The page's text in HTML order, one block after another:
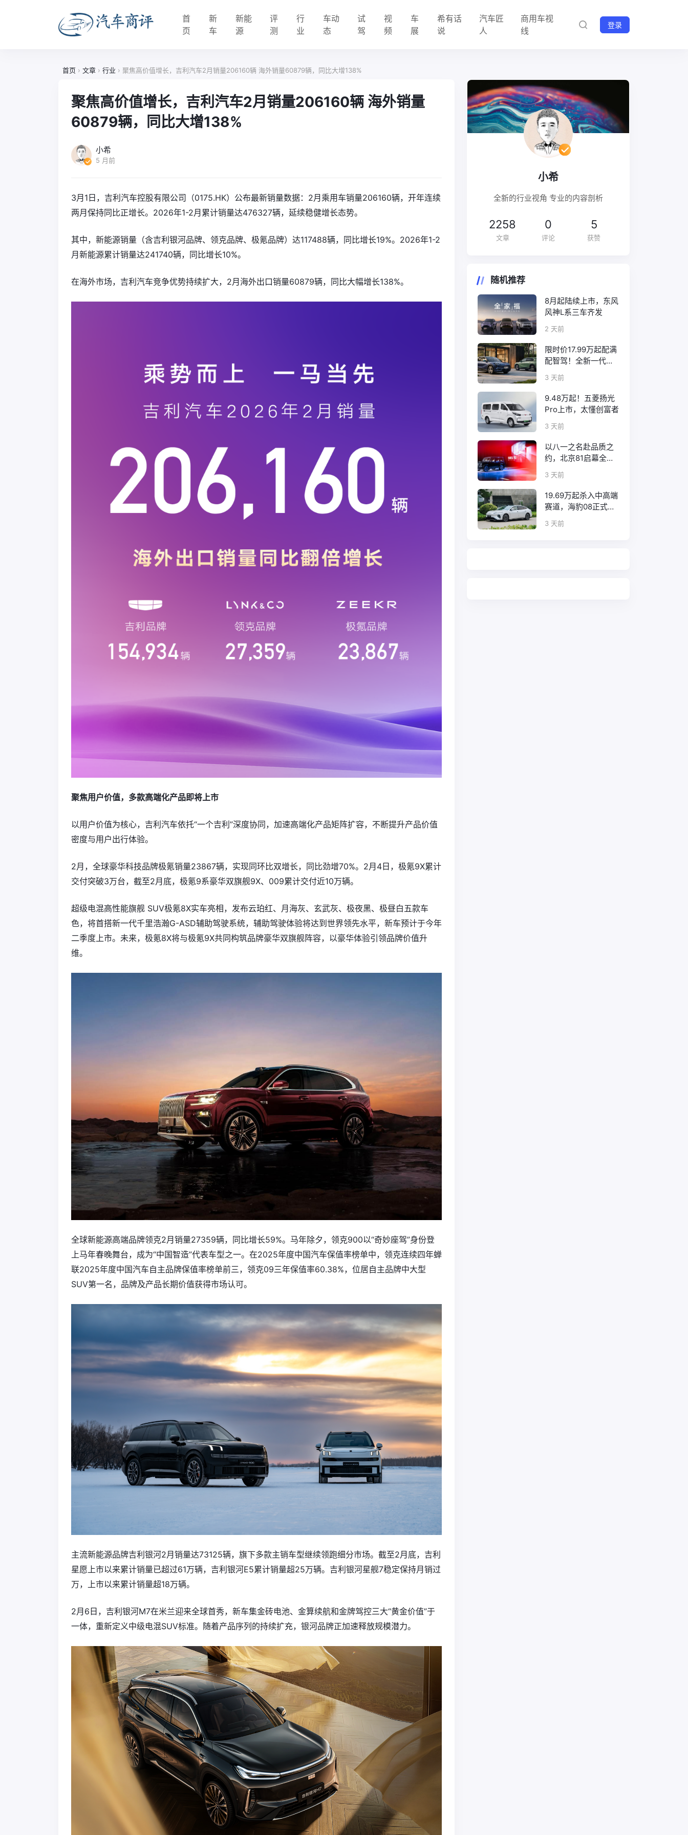
首
页
新
车
新能
源
评
测
行
业
车动
态
试
驾
视
频
车
展
希有话
说
汽车匠
人
商用车视
线
登录
首页 › 文章 › 行业 › 聚焦高价值增长，吉利汽车2月销量206160辆 海外销量60879辆，同比大增138%
聚焦高价值增长，吉利汽车2月销量206160辆 海外销量
60879辆，同比大增138%
小希
5 月前
3月1日，吉利汽车控股有限公司（0175.HK）公布最新销量数据：2月乘用车销量206160辆，开年连续
两月保持同比正增长。2026年1-2月累计销量达476327辆，延续稳健增长态势。
其中，新能源销量（含吉利银河品牌、领克品牌、极氪品牌）达117488辆， 同比增长19%。2026年1-2
月新能源累计销量达241740辆，同比增长10%。
在海外市场，吉利汽车竞争优势持续扩大，2月海外出口销量60879辆，同比大幅增长138%。
聚焦用户价值，多款高端化产品即将上市
以用户价值为核心，吉利汽车依托“一个吉利”深度协同，加速高端化产品矩阵扩容，不断提升产品价值
密度与用户出行体验。
2月，全球豪华科技品牌极氪销量23867辆，实现同环比双增长，同比劲增70%。2月4日，极氪9X累计
交付突破3万台，截至2月底，极氪9系豪华双旗舰9X、009累计交付近10万辆。
超级电混高性能旗舰 SUV极氪8X实车亮相，发布云珀红、月海灰、玄武灰、极夜黑、极昼白五款车
色，将首搭新一代千里浩瀚G-ASD辅助驾驶系统，辅助驾驶体验将达到世界领先水平，新车预计于今年
二季度上市。未来，极氪8X将与极氪9X共同构筑品牌豪华双旗舰阵容，以豪华体验引领品牌价值升
维。
全球新能源高端品牌领克2月销量27359辆，同比增长59%。马年除夕，领克900以“奇妙座驾”身份登
上马年春晚舞台，成为“中国智造”代表车型之一。在2025年度中国汽车保值率榜单中，领克连续四年蝉
联2025年度中国汽车自主品牌保值率榜单前三，领克09三年保值率60.38%，位居自主品牌中大型
SUV第一名，品牌及产品长期价值获得市场认可。
主流新能源品牌吉利银河2月销量达73125辆，旗下多款主销车型继续领跑细分市场。截至2月底，吉利
星愿上市以来累计销量已超过61万辆，吉利银河E5累计销量超25万辆。吉利银河星舰7稳定保持月销过
万，上市以来累计销量超18万辆。
2月6日，吉利银河M7在米兰迎来全球首秀，新车集金砖电池、金算续航和金牌驾控三大“黄金价值”于
一体，重新定义中级电混SUV标准。随着产品序列的持续扩充，银河品牌正加速释放规模潜力。
小希
全新的行业视角 专业的内容剖析
2258
文章
0
评论
5
获赞
随机推荐
8月起陆续上市，东风
风神L系三车齐发
2 天前
限时价17.99万起配满
配智驾！全新一代天
工08正式上市
3 天前
9.48万起！五菱扬光
Pro上市，太懂创富者
3 天前
以八一之名赴品质之
约，北京81启幕全新
口碑征程
3 天前
19.69万起杀入中高端
赛道，海豹08正式上
市！
3 天前